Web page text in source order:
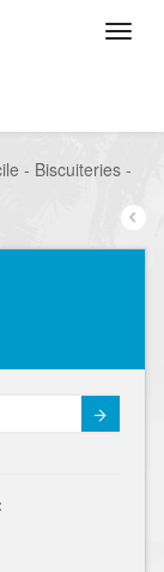
- Biscuiteries -